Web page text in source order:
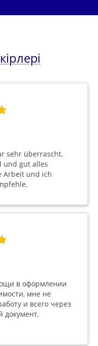
sehr überrascht,
und gut alles
Arbeit und ich
в оформлении
мне не
и всего через
документ.